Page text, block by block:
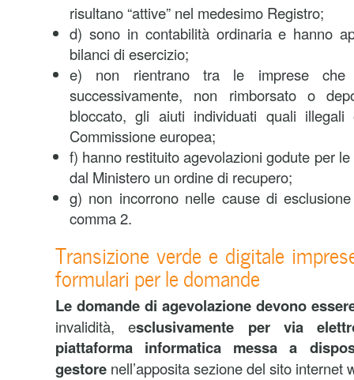
risultano “attive” nel medesimo Registro;
d) sono in contabilità ordinaria e hanno
bilanci di esercizio;
e) non rientrano tra le imprese che
successivamente, non rimborsato o
bloccato, gli aiuti individuati quali illegali
Commissione europea;
f) hanno restituito agevolazioni godute per
dal Ministero un ordine di recupero;
g) non incorrono nelle cause di
comma 2.
Transizione verde e digitale
formulari per le domande
Le domande di agevolazione devono
invalidità, esclusivamente per via
piattaforma informatica messa a
gestore nell’apposita sezione del sito internet